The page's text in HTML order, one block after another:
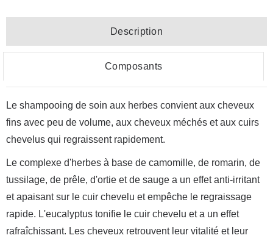
Description
Composants
Le shampooing de soin aux herbes convient aux cheveux
fins avec peu de volume, aux cheveux méchés et aux cuirs
chevelus qui regraissent rapidement.
Le complexe d'herbes à base de camomille, de romarin, de
tussilage, de prêle, d'ortie et de sauge a un effet anti-irritant
et apaisant sur le cuir chevelu et empêche le regraissage
rapide. L'eucalyptus tonifie le cuir chevelu et a un effet
rafraîchissant. Les cheveux retrouvent leur vitalité et leur